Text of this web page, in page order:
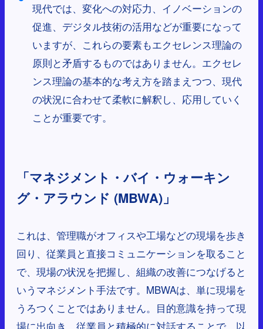
現代では、変化への対応力、イノベーションの
促進、デジタル技術の活用などが重要になって
いますが、これらの要素もエクセレンス理論の
原則と矛盾するものではありません。エクセレ
ンス理論の基本的な考え方を踏まえつつ、現代
の状況に合わせて柔軟に解釈し、応用していく
ことが重要です。
「マネジメント・バイ・ウォーキン
グ・アラウンド (MBWA)」
これは、管理職がオフィスや工場などの現場を歩き
回り、従業員と直接コミュニケーションを取ること
で、現場の状況を把握し、組織の改善につなげると
いうマネジメント手法です。MBWAは、単に現場を
うろつくことではありません。目的意識を持って現
場に出向き、従業員と積極的に対話することで、以